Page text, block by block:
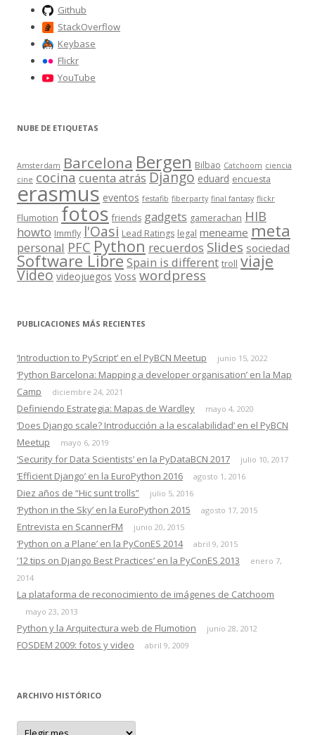
Github
StackOverflow
Keybase
Flickr
YouTube
NUBE DE ETIQUETAS
Amsterdam Barcelona Bergen Bilbao Catchoom ciencia
cine cocinacuenta atrás Django eduard encuesta
erasmus eventos festafib fiberparty final fantasy flickr
Flumotion fotos friends gadgets gamerachan HIB
howto Immfly l'Oasi Lead Ratings legal meneame meta
personal PFC Python recuerdos Slides sociedad
Software LibreSpain is different troll viaje
Video videojuegos Voss wordpress
PUBLICACIONES MÁS RECIENTES
‘Introduction to PyScript’ en el PyBCN Meetup junio 15, 2022
‘Python Barcelona: Mapping a developer organisation’ en la Map
Camp
diciembre 24, 2021
Definiendo Estrategia: Mapas de Wardley mayo 4, 2020
‘Does Django scale? Introducción a la escalabilidad’ en el PyBCN
Meetup
mayo 6, 2019
‘Security for Data Scientists’ en la PyDataBCN 2017 julio 10, 2017
‘Efficient Django’ en la EuroPython 2016 agosto 1, 2016
Diez años de “Hic sunt trolls” julio 5, 2016
‘Python in the Sky’ en la EuroPython 2015 agosto 17, 2015
Entrevista en ScannerFM junio 20, 2015
‘Python on a Plane’ en la PyConES 2014 abril 9, 2015
’12 tips on Django Best Practices’ en la PyConES 2013
enero 7,
2014
La plataforma de reconocimiento de imágenes de Catchoom
mayo 23, 2013
Python y la Arquitectura web de Flumotion junio 28, 2012
FOSDEM 2009: fotos y video abril 9, 2009
ARCHIVO HISTÓRICO
A